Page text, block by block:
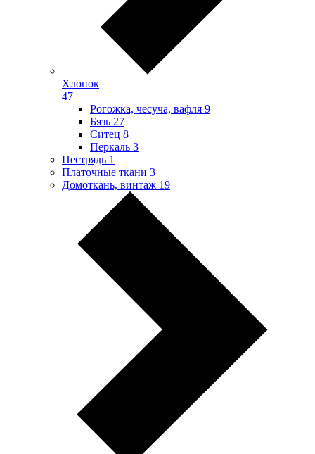
Хлопок
47
Рогожка, чесуча, вафля 9
Бязь 27
Ситец 8
Перкаль 3
Пестрядь 1
Платочные ткани 3
Домоткань, винтаж 19